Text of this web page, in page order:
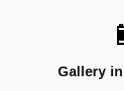
Gallery